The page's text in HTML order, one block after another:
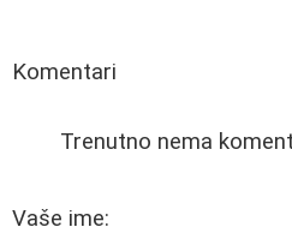
Komentari
Trenutno nema
Vaše ime: